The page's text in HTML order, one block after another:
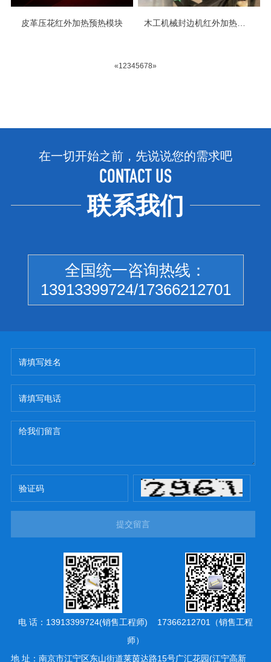
皮革压花红外加热预热模块
«12345678»
在一切开始之前，先说说您的需求吧
CONTACT US
联系我们
全国统一咨询热线：
13913399724/17366212701
提交留言
电 话：13913399724(销售工程师) 17366212701（销售工程
师）
地 址：南京市江宁区东山街道莱茵达路15号广汇花园(江宁高新